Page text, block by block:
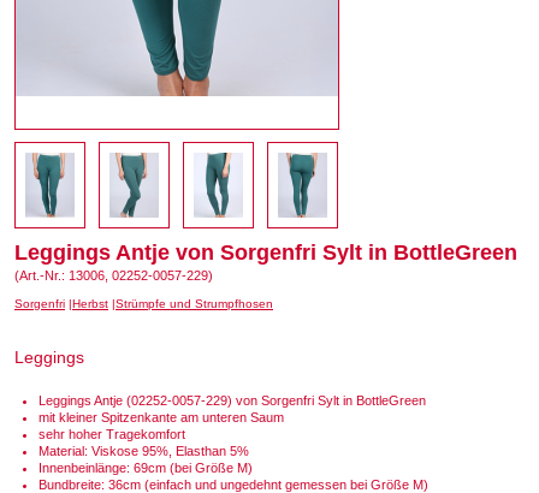
Leggings Antje von Sorgenfri Sylt in BottleGreen
(Art.-Nr.: 13006, 02252-0057-229)
Sorgenfri Herbst Strümpfe und Strumpfhosen
Leggings
Leggings Antje (02252-0057-229) von Sorgenfri Sylt in BottleGreen
mit kleiner Spitzenkante am unteren Saum
sehr hoher Tragekomfort
Material: Viskose 95%, Elasthan 5%
Innenbeinlänge: 69cm (bei Größe M)
Bundbreite: 36cm (einfach und ungedehnt gemessen bei Größe M)